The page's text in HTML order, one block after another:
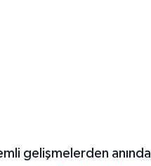
gelişmelerden anında